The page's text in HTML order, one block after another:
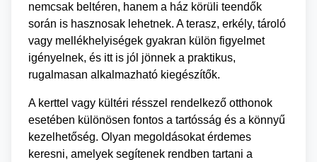
nemcsak beltéren, hanem a ház körüli teendők
során is hasznosak lehetnek. A terasz, erkély, tároló
vagy mellékhelyiségek gyakran külön figyelmet
igényelnek, és itt is jól jönnek a praktikus,
rugalmasan alkalmazható kiegészítők.
A kerttel vagy kültéri résszel rendelkező otthonok
esetében különösen fontos a tartósság és a könnyű
kezelhetőség. Olyan megoldásokat érdemes
keresni, amelyek segítenek rendben tartani a